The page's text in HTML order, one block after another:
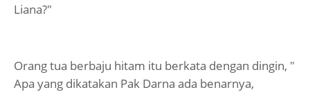
Liana?"
Orang tua berbaju hitam itu berkata dengan dingin, "
Apa yang dikatakan Pak Darna ada benarnya,